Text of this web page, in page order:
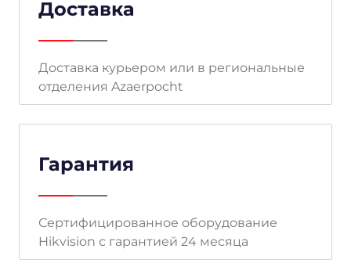
Доставка
Доставка курьером или в региональные
отделения Azaerpocht
Гарантия
Сертифицированное оборудование
Hikvision с гарантией 24 месяца